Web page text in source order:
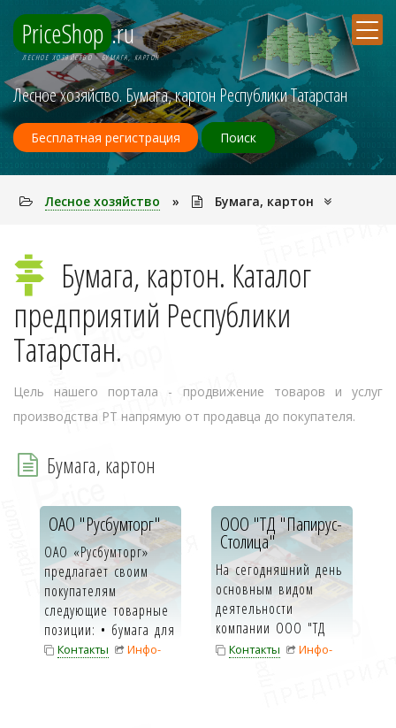
PriceShop .ru
ЛЕСНОЕ ХОЗЯЙСТВО - БУМАГА, КАРТОН
Лесное хозяйство. Бумага, картон Республики Татарстан
Бесплатная регистрация Поиск
Лесное хозяйство » Бумага, картон
Бумага, картон. Каталог
предприятий Республики
Татарстан.
Цель нашего портала - продвижение товаров и услуг
производства РТ напрямую от продавца до покупателя.
Бумага, картон
ОАО "Русбумторг"
ОАО «Русбумторг»
предлагает своим
покупателям
следующие товарные
позиции: • бумага для
производства ...
Контакты
Инфо-
ООО "ТД "Папирус-
Столица"
На сегодняшний день
основным видом
деятельности
компании ООО "ТД
Папирус-Столица"
Контакты
Инфо-